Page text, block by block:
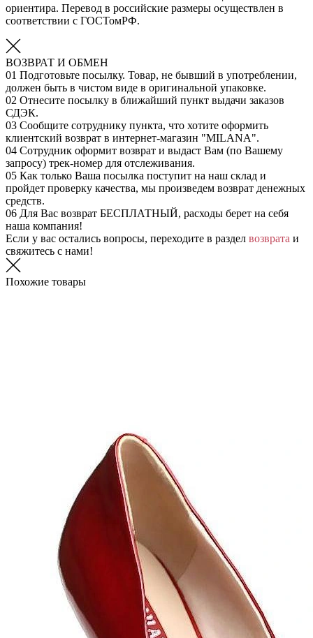
ориентира. Перевод в российские размеры осуществлен в
соответствии с ГОСТомРФ.
ВОЗВРАТ И ОБМЕН
01 Подготовьте посылку. Товар, не бывший в употреблении,
должен быть в чистом виде в оригинальной упаковке.
02 Отнесите посылку в ближайший пункт выдачи заказов
СДЭК.
03 Сообщите сотруднику пункта, что хотите оформить
клиентский возврат в интернет-магазин "MILANA".
04 Сотрудник оформит возврат и выдаст Вам (по Вашему
запросу) трек-номер для отслеживания.
05 Как только Ваша посылка поступит на наш склад и
пройдет проверку качества, мы произведем возврат денежных
средств.
06 Для Вас возврат БЕСПЛАТНЫЙ, расходы берет на себя
наша компания!
Если у вас остались вопросы, переходите в раздел возврата и
свяжитесь с нами!
Похожие товары